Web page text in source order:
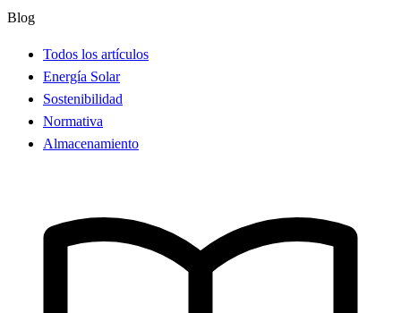
Blog
Todos los artículos
Energía Solar
Sostenibilidad
Normativa
Almacenamiento